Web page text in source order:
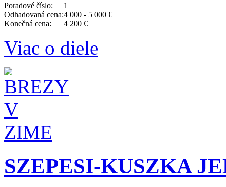
Poradové číslo:
1
Odhadovaná cena:4 000 - 5 000 €
Konečná cena:
4 200 €
Viac o diele
SZEPESI-KUSZKA